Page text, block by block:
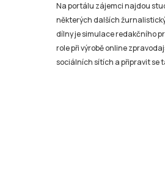
Na portálu zájemci najdou
některých dalších
dílny je simulace redakčního
role při výrobě online
sociálních sítích a připravit se